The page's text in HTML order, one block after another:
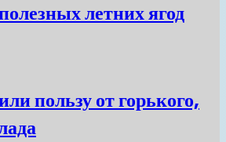
летних ягод
пользу от горького,